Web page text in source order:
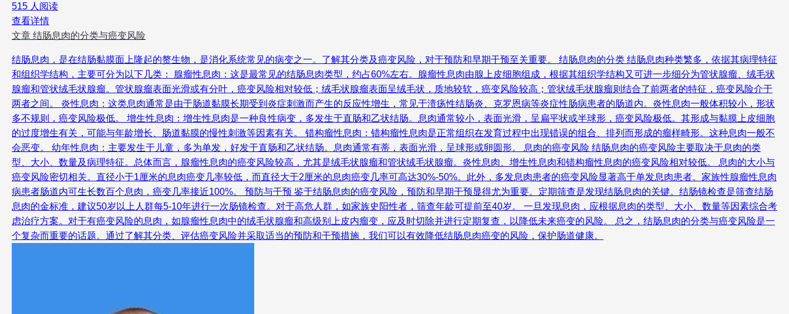
515 人阅读
查看详情
文章 结肠息肉的分类与癌变风险
结肠息肉，是在结肠黏膜面上隆起的赘生物，是消化系统常见的病变之一。了解其分类及癌变风险，对于预防和早期干预至关重要。 结肠息肉的分类 结肠息肉种类繁多，依据其病理特征
和组织学结构，主要可分为以下几类： 腺瘤性息肉：这是最常见的结肠息肉类型，约占60%左右。腺瘤性息肉由腺上皮细胞组成，根据其组织学结构又可进一步细分为管状腺瘤、绒毛状
腺瘤和管状绒毛状腺瘤。管状腺瘤表面光滑或有分叶，癌变风险相对较低；绒毛状腺瘤表面呈绒毛状，质地较软，癌变风险较高；管状绒毛状腺瘤则结合了前两者的特征，癌变风险介于
两者之间。 炎性息肉：这类息肉通常是由于肠道黏膜长期受到炎症刺激而产生的反应性增生，常见于溃疡性结肠炎、克罗恩病等炎症性肠病患者的肠道内。炎性息肉一般体积较小，形状
多不规则，癌变风险极低。 增生性息肉：增生性息肉是一种良性病变，多发生于直肠和乙状结肠。息肉通常较小，表面光滑，呈扁平状或半球形，癌变风险极低。其形成与黏膜上皮细胞
的过度增生有关，可能与年龄增长、肠道黏膜的慢性刺激等因素有关。 错构瘤性息肉：错构瘤性息肉是正常组织在发育过程中出现错误的组合、排列而形成的瘤样畸形。这种息肉一般不
会恶变。 幼年性息肉：主要发生于儿童，多为单发，好发于直肠和乙状结肠。息肉通常有蒂，表面光滑，呈球形或卵圆形。 息肉的癌变风险 结肠息肉的癌变风险主要取决于息肉的类
型、大小、数量及病理特征。总体而言，腺瘤性息肉的癌变风险较高，尤其是绒毛状腺瘤和管状绒毛状腺瘤。炎性息肉、增生性息肉和错构瘤性息肉的癌变风险相对较低。 息肉的大小与
癌变风险密切相关。直径小于1厘米的息肉癌变几率较低，而直径大于2厘米的息肉癌变几率可高达30%-50%。此外，多发息肉患者的癌变风险显著高于单发息肉患者。家族性腺瘤性息肉
病患者肠道内可生长数百个息肉，癌变几率接近100%。 预防与干预 鉴于结肠息肉的癌变风险，预防和早期干预显得尤为重要。定期筛查是发现结肠息肉的关键。结肠镜检查是筛查结肠
息肉的金标准，建议50岁以上人群每5-10年进行一次肠镜检查。对于高危人群，如家族史阳性者，筛查年龄可提前至40岁。 一旦发现息肉，应根据息肉的类型、大小、数量等因素综合考
虑治疗方案。对于有癌变风险的息肉，如腺瘤性息肉中的绒毛状腺瘤和高级别上皮内瘤变，应及时切除并进行定期复查，以降低未来癌变的风险。 总之，结肠息肉的分类与癌变风险是一
个复杂而重要的话题。通过了解其分类、评估癌变风险并采取适当的预防和干预措施，我们可以有效降低结肠息肉癌变的风险，保护肠道健康。